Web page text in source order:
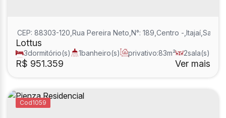
Lottus
R$ 951.359
CEP: 88303-120 Rua Pereira Neto N°: 189 Centro Itajaí Santa
3dormitório(s) 1banheiro(s) privativo:83m² 2sala(s)
1suíte(s) Ver mais
1059